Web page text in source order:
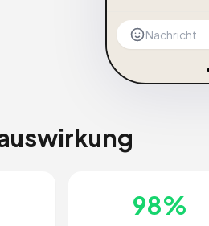
Nachricht
98%